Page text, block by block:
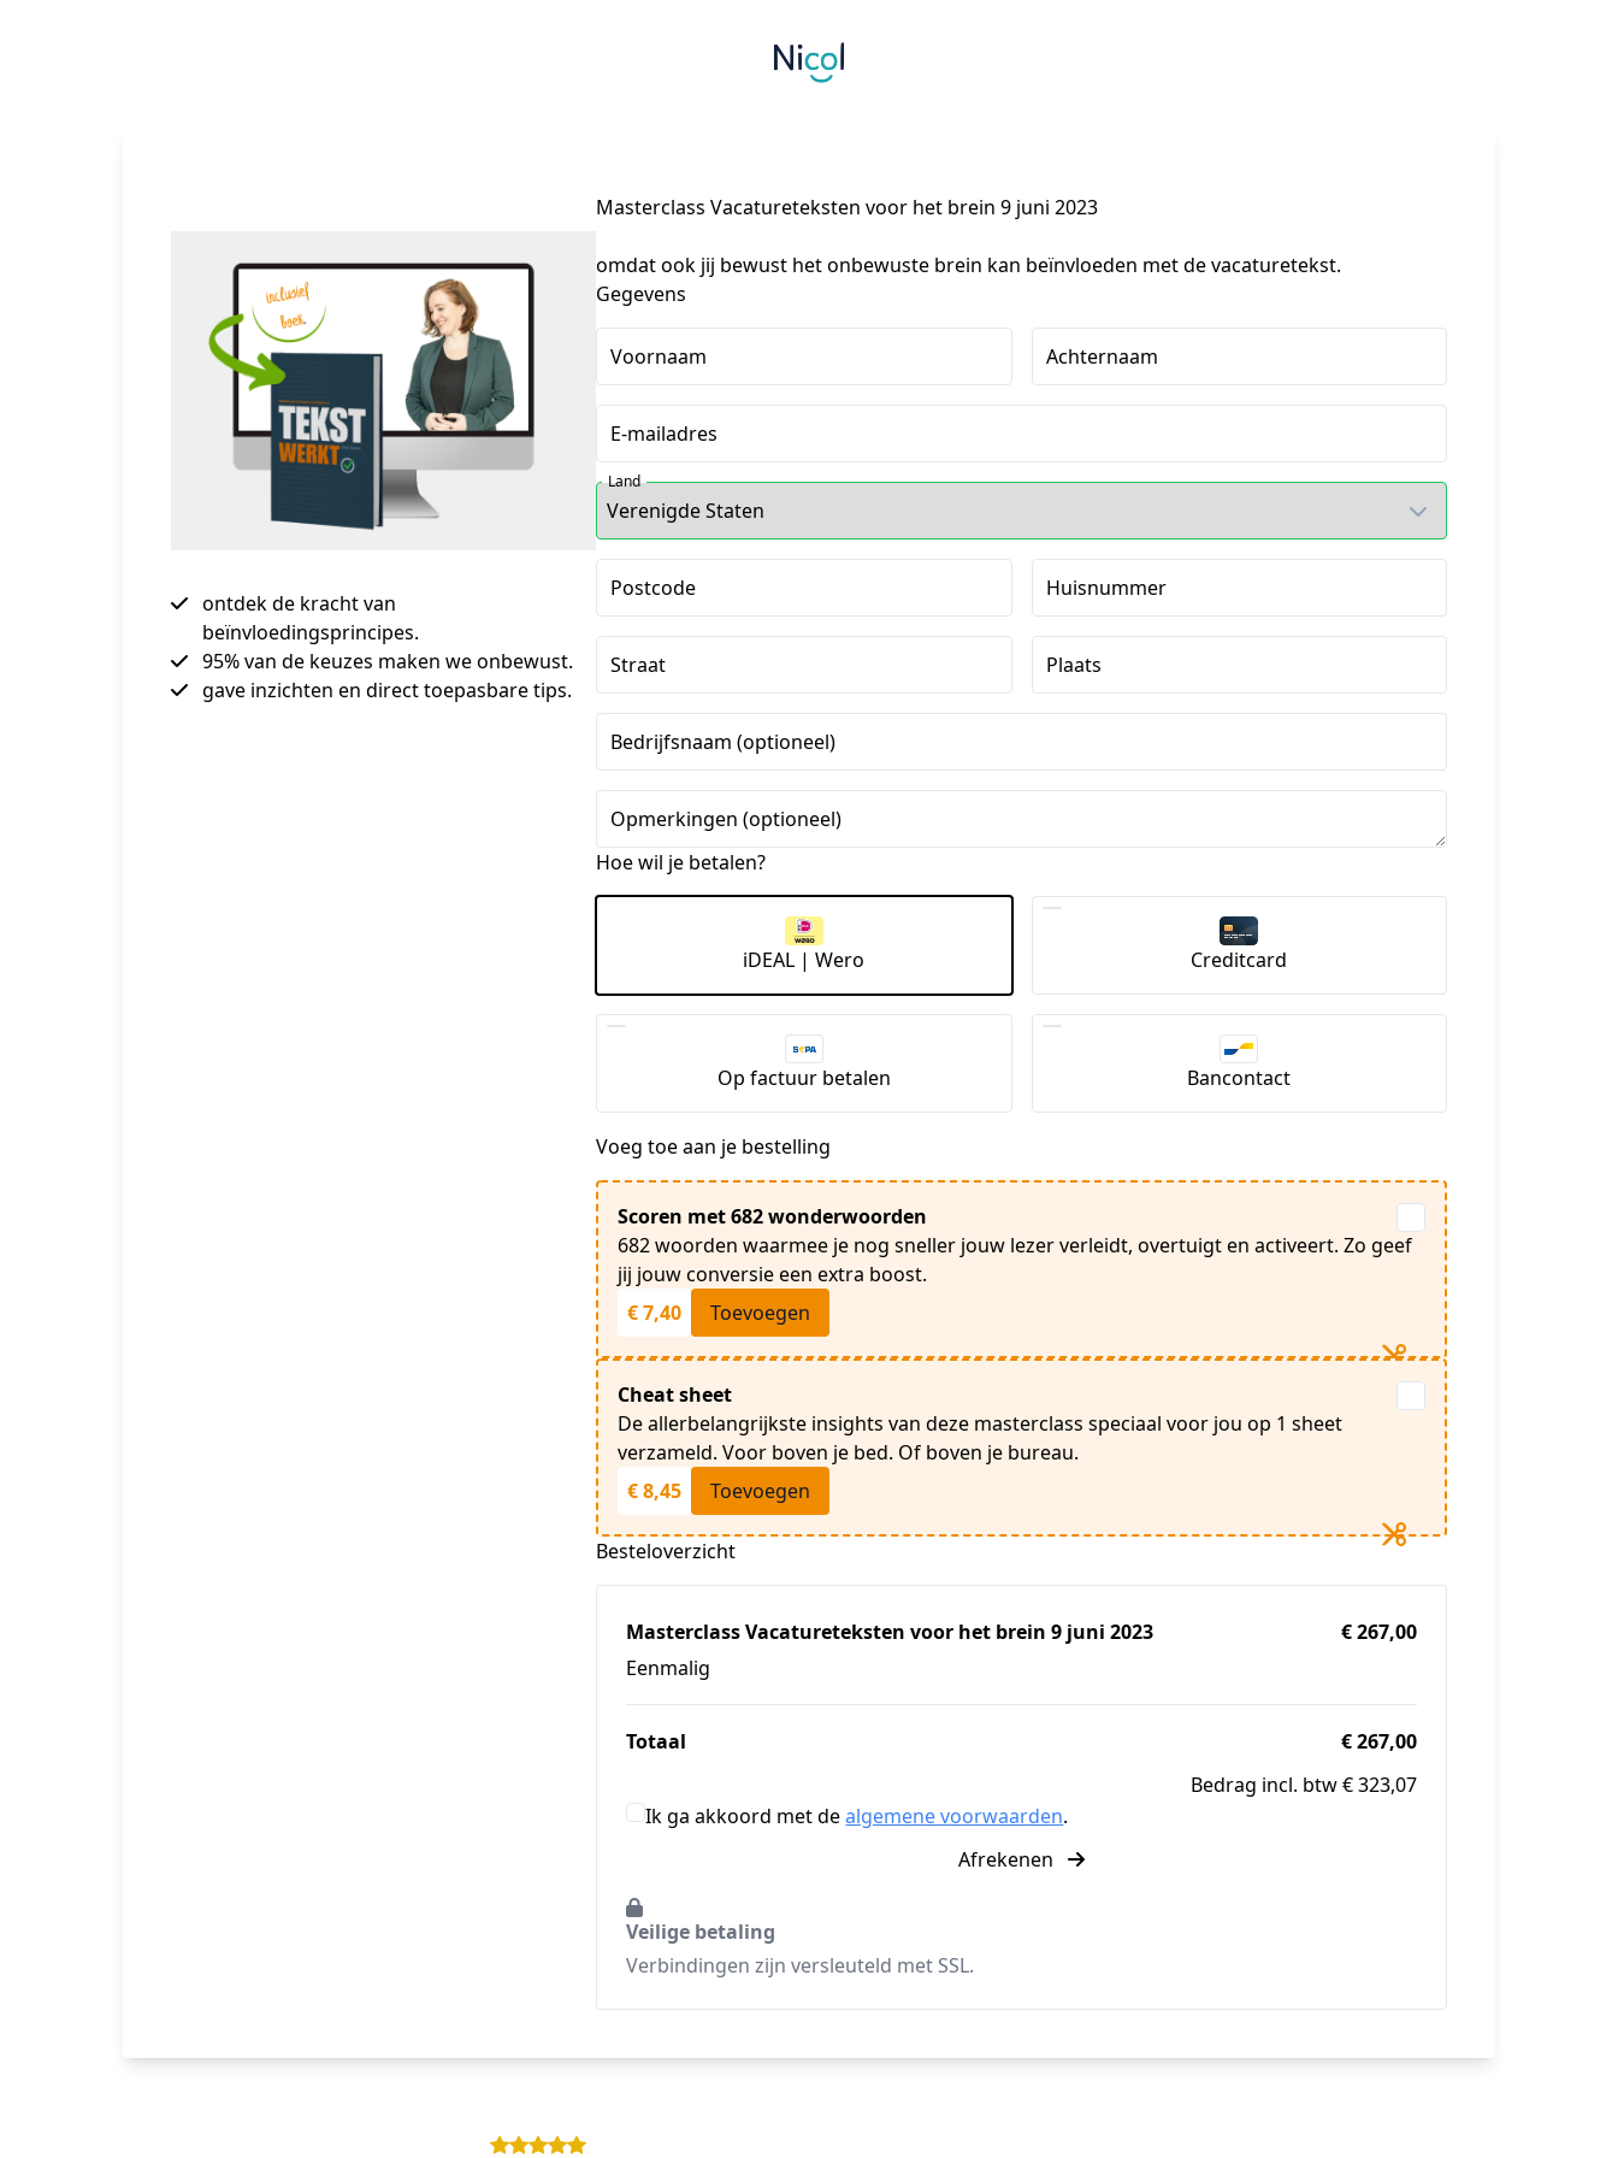
ontdek de kracht van
beïnvloedingsprincipes.
95% van de keuzes maken we onbewust.
gave inzichten en direct toepasbare tips.
Masterclass Vacatureteksten voor het brein 9 juni 2023
omdat ook jij bewust het onbewuste brein kan beïnvloeden met de vacaturetekst.
Gegevens
Voornaam Achternaam
E-mailadres
Land
Postcode Huisnummer
Straat Plaats
Bedrijfsnaam (optioneel)
Opmerkingen (optioneel)
Hoe wil je betalen?
iDEAL | Wero Creditcard
Op factuur betalen Bancontact
Voeg toe aan je bestelling
Scoren met 682 wonderwoorden
682 woorden waarmee je nog sneller jouw lezer verleidt, overtuigt en activeert. Zo geef
jij jouw conversie een extra boost.
€ 7,40
Toevoegen
Cheat sheet
De allerbelangrijkste insights van deze masterclass speciaal voor jou op 1 sheet
verzameld. Voor boven je bed. Of boven je bureau.
€ 8,45
Toevoegen
Besteloverzicht
Masterclass Vacatureteksten voor het brein 9 juni 2023
Eenmalig
€ 267,00
Totaal
€ 267,00
Bedrag incl. btw € 323,07
Ik ga akkoord met dealgemene voorwaarden.
Afrekenen
Veilige betaling
Verbindingen zijn versleuteld met SSL.